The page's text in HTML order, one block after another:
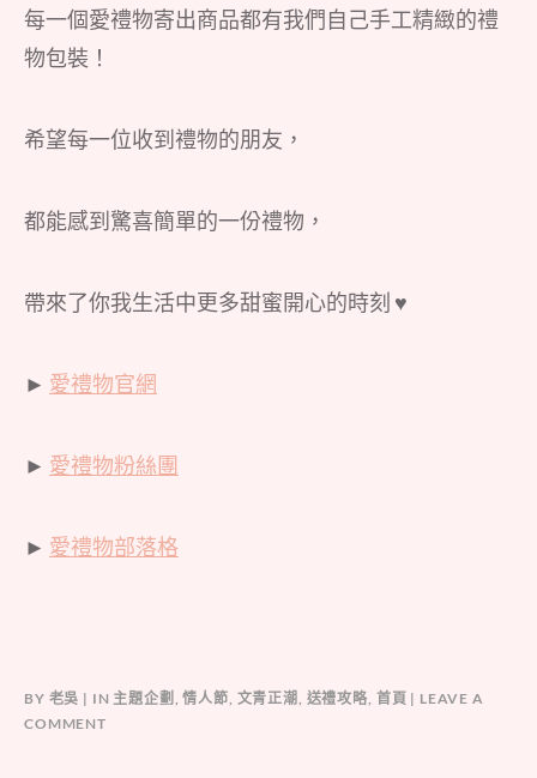
每一個愛禮物寄出商品都有我們自己手工精緻的禮
物包裝！
希望每一位收到禮物的朋友，
都能感到驚喜簡單的一份禮物，
帶來了你我生活中更多甜蜜開心的時刻 ♥
► 愛禮物官網
► 愛禮物粉絲團
► 愛禮物部落格
BY 老吳 IN 主題企劃 ,情人節 文青正潮 送禮攻略 首頁
LEAVE A
COMMENT